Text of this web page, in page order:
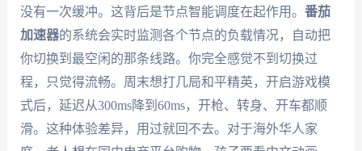
没有一次缓冲。这背后是节点智能调度在起作用。 番茄
加速器的系统会实时监测各个节点的负载情况，自动把
你切换到最空闲的那条线路。你完全感觉不到切换过
程，只觉得流畅。周末想打几局和平精英，开启游戏模
式后，延迟从300ms降到60ms，开枪、转身、开车都顺
滑。这种体验差异，用过就回不去。对于海外华人家